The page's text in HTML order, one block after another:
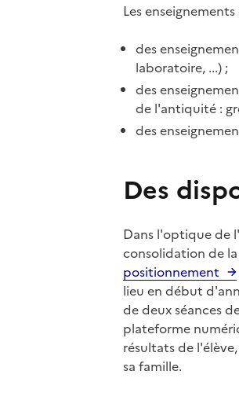
Les
des
laboratoire, ...) ;
des
de l'antiquité :
des
Des
Dans l'optique de
consolidation de
positionnement
lieu en début
de deux séances
plateforme
résultats de
sa famille.